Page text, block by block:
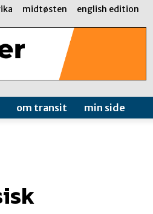
midtøsten english edition
om transit min side